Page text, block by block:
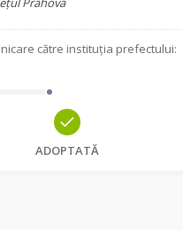
către instituția prefectului:
ADOPTATĂ